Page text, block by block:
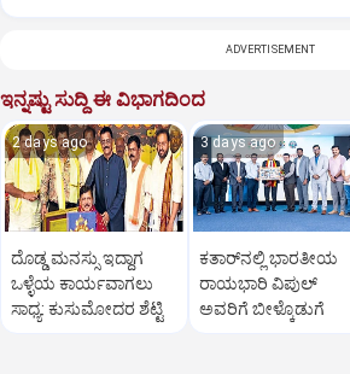
ADVERTISEMENT
ಇನ್ನಷ್ಟು ಸುದ್ದಿ ಈ ವಿಭಾಗದಿಂದ
2 days ago
ದೊಡ್ಡ ಮನಸ್ಸು ಇದ್ದಾಗ
ಒಳ್ಳೆಯ ಕಾರ್ಯವಾಗಲು
ಸಾಧ್ಯ: ಕುಸುಮೋದರ ಶೆಟ್ಟಿ
3 days ago
ಕತಾರ್‌ನಲ್ಲಿ ಭಾರತೀಯ
ರಾಯಭಾರಿ ವಿಪುಲ್‌
ಅವರಿಗೆ ಬೀಳ್ಕೊಡುಗೆ